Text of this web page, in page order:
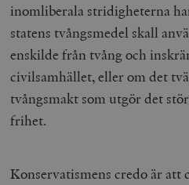
inomliberala stridigheterna
statens tvångsmedel skall
enskilde från tvång och
civilsamhället, eller om det
tvångsmakt som utgör det
frihet.
Konservatismens credo är att